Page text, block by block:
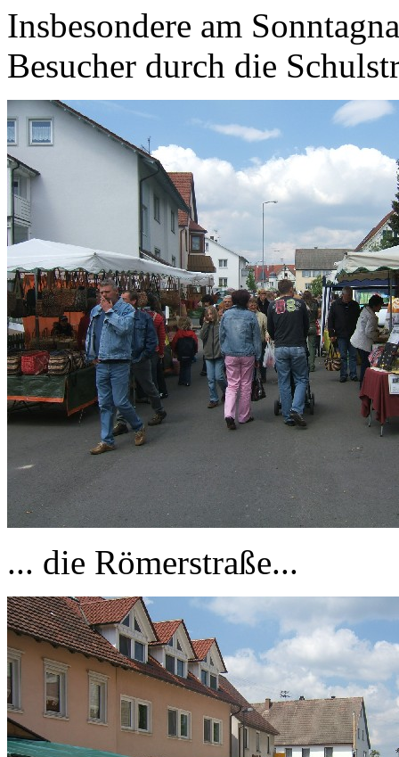
Insbesondere am
Besucher durch die
... die Römerstraße...